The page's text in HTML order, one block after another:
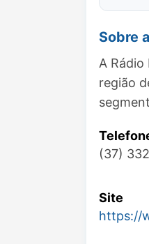
Sobre
A
região
(37)
Site
https://